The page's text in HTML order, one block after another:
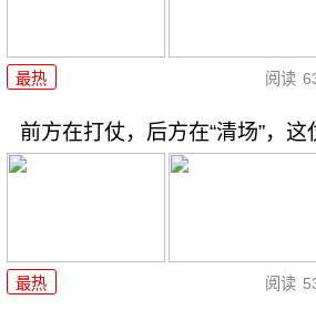
最热 阅读
前方在打仗，后方在“清场”，这
最热 阅读